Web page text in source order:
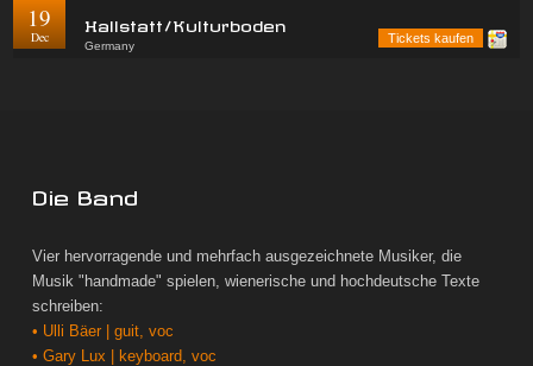
19
Dec
Hallstatt/Kulturboden
Germany
Tickets kaufen
Die Band
Vier hervorragende und mehrfach ausgezeichnete Musiker, die
Musik "handmade" spielen, wienerische und hochdeutsche Texte
schreiben:
• Ulli Bäer | guit, voc
• Gary Lux | keyboard, voc